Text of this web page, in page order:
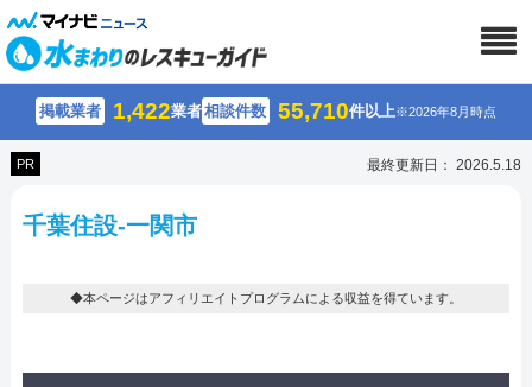
掲載業者 1,422業者相談件数 55,710件以上※2026年8月時点
PR 最終更新日： 2026.5.18
千葉住設-一関市
◆本ページはアフィリエイトプログラムによる収益を得ています。